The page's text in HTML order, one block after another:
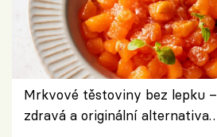
Mrkvové těstoviny bez lepku –
zdravá a originální alternativa